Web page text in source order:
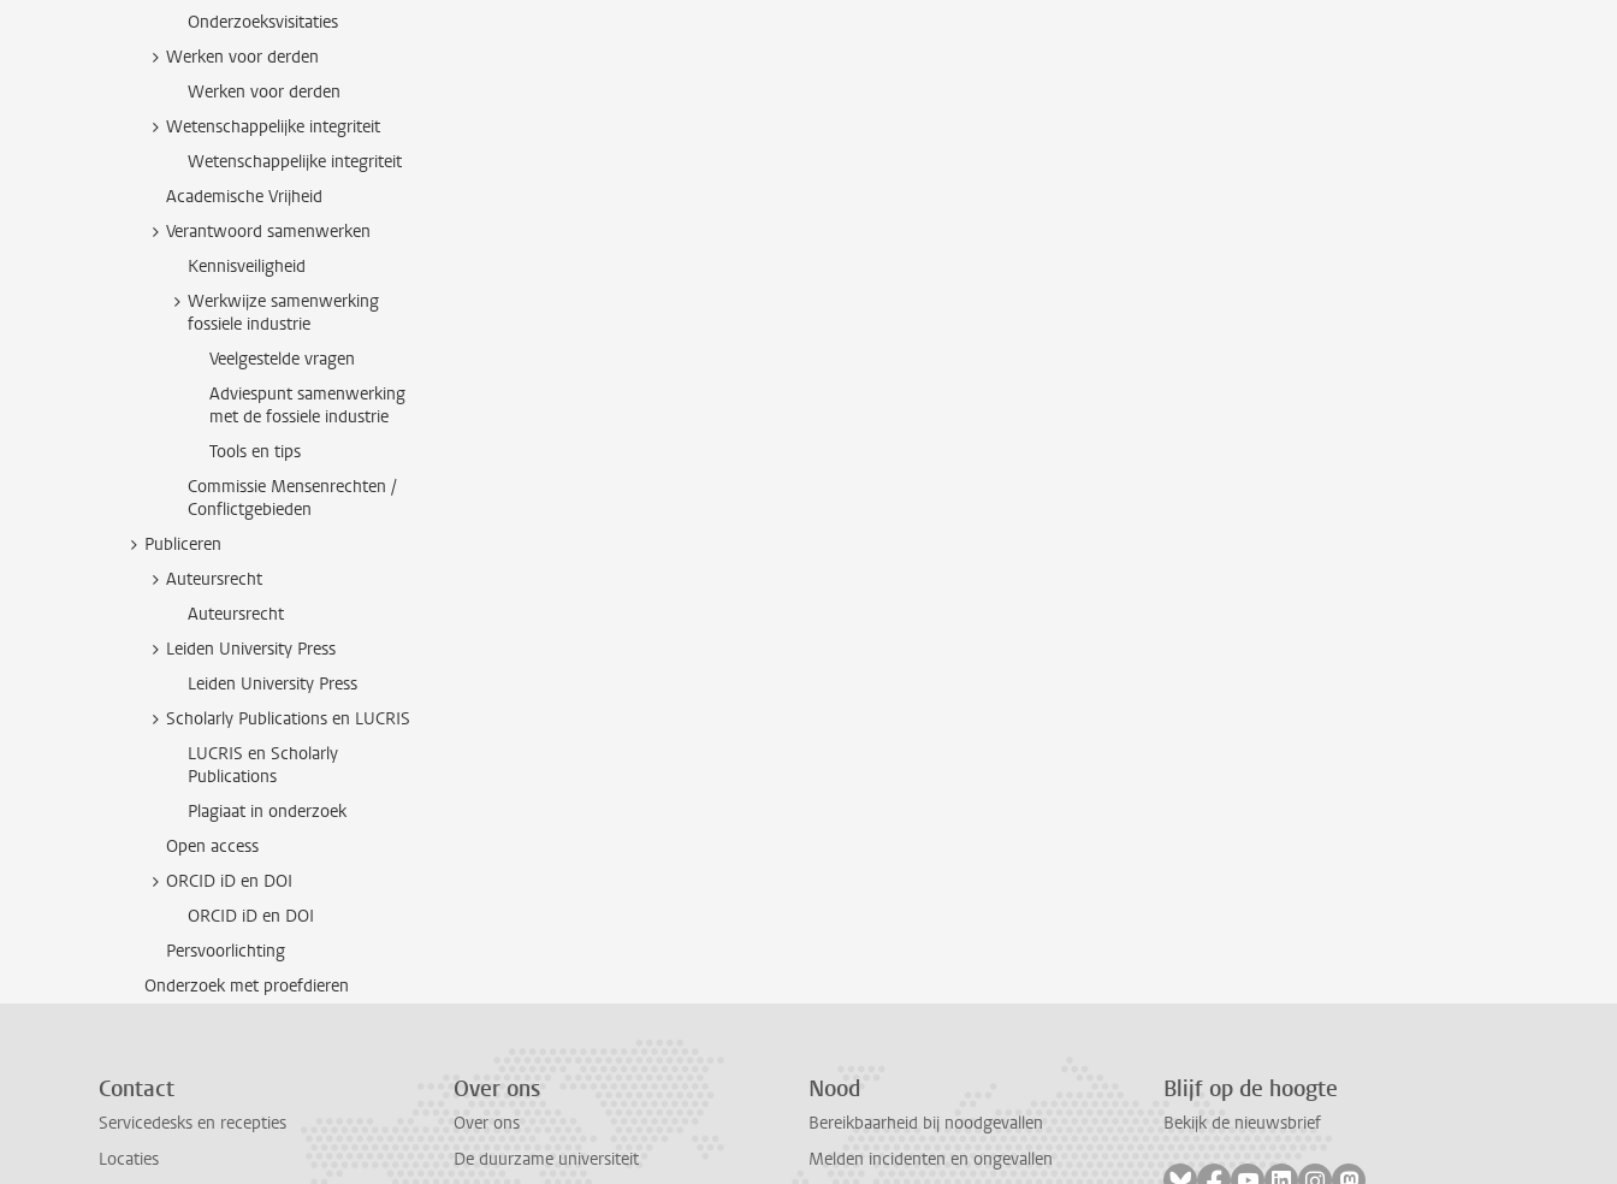
Onderzoeksvisitaties
Werken voor derden
Werken voor derden
Wetenschappelijke integriteit
Wetenschappelijke integriteit
Academische Vrijheid
Verantwoord samenwerken
Kennisveiligheid
Werkwijze samenwerking
fossiele industrie
Veelgestelde vragen
Adviespunt samenwerking
met de fossiele industrie
Tools en tips
Commissie Mensenrechten /
Conflictgebieden
Publiceren
Auteursrecht
Auteursrecht
Leiden University Press
Leiden University Press
Scholarly Publications en LUCRIS
LUCRIS en Scholarly
Publications
Plagiaat in onderzoek
Open access
ORCID iD en DOI
ORCID iD en DOI
Persvoorlichting
Onderzoek met proefdieren
Contact
Servicedesks en recepties
Locaties
Over ons
Over ons
De duurzame universiteit
Nood
Bereikbaarheid bij noodgevallen
Melden incidenten en ongevallen
Blijf op de hoogte
Bekijk de nieuwsbrief
Volg ons op bluesky
Volg ons op facebook
Volg ons op youtube
Volg ons op linkedin
Volg ons op instagram
Volg ons op mastodon